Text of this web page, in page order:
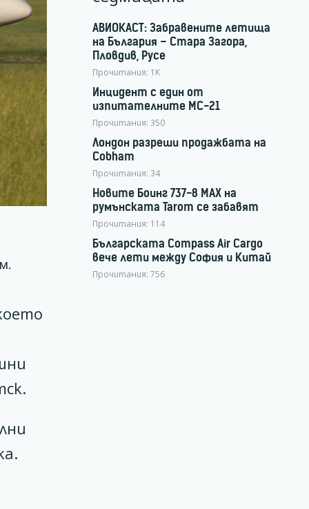
АВИОКАСТ: Забравените летища
на България – Стара Загора,
Пловдив, Русе
Прочитания: 1K
Инцидент с един от
изпитателните МС-21
Прочитания: 350
Лондон разреши продажбата на
Cobham
Прочитания: 34
Новите Боинг 737-8 MAX на
румънската Tarom се забавят
Прочитания: 114
Българската Compass Air Cargo
вече лети между София и Китай
Прочитания: 756